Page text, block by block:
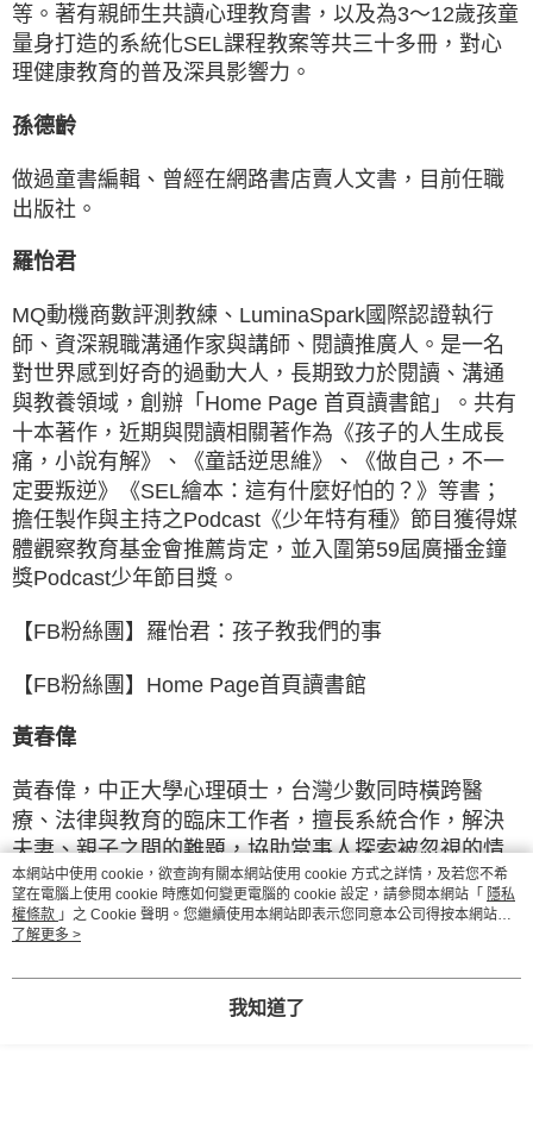
等。著有親師生共讀心理教育書，以及為3～12歲孩童
量身打造的系統化SEL課程教案等共三十多冊，對心
理健康教育的普及深具影響力。
孫德齡
做過童書編輯、曾經在網路書店賣人文書，目前任職
出版社。
羅怡君
MQ動機商數評測教練、LuminaSpark國際認證執行
師、資深親職溝通作家與講師、閱讀推廣人。是一名
對世界感到好奇的過動大人，長期致力於閱讀、溝通
與教養領域，創辦「Home Page 首頁讀書館」。共有
十本著作，近期與閱讀相關著作為《孩子的人生成長
痛，小說有解》、《童話逆思維》、《做自己，不一
定要叛逆》《SEL繪本：這有什麼好怕的？》等書；
擔任製作與主持之Podcast《少年特有種》節目獲得媒
體觀察教育基金會推薦肯定，並入圍第59屆廣播金鐘
獎Podcast少年節目獎。
【FB粉絲團】羅怡君：孩子教我們的事
【FB粉絲團】Home Page首頁讀書館
黃春偉
黃春偉，中正大學心理碩士，台灣少數同時橫跨醫
療、法律與教育的臨床工作者，擅長系統合作，解決
夫妻、親子之間的難題，協助當事人探索被忽視的情
緒感受、受壓抑的內在需求、隱藏的人生信念。現任
力人心理治療所督導、心禾診所臨床心理師、台北地
方法院程序監理人，國際親子互動治療協會(PCIT) 認
本網站中使用 cookie，欲查詢有關本網站使用 cookie 方式之詳情，及若您不希
望在電腦上使用 cookie 時應如何變更電腦的 cookie 設定，請參閱本網站「 隱私
權條款 」之 Cookie 聲明。您繼續使用本網站即表示您同意本公司得按本網站使
用條款之 Cookie 聲明使用 cookie。
了解更多 >
我知道了